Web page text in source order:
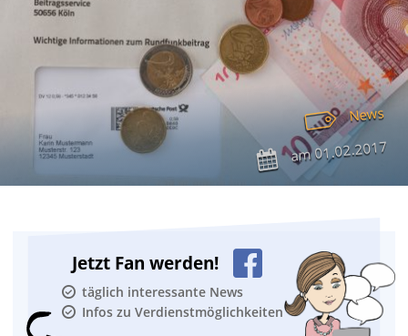
News
am01.02.2017
Jetzt Fan werden!
täglich interessante News
Infos zu Verdienstmöglichkeiten